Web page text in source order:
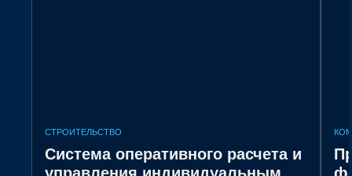
СТРОИТЕЛЬСТВО
Система оперативного расчета и